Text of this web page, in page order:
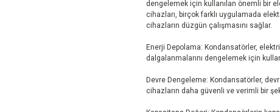
dengelemek için kullanılan önemli bir
cihazları, birçok farklı uygulamada
cihazların düzgün çalışmasını sağlar.
Enerji Depolama: Kondansatörler,
dalgalanmalarını dengelemek için
Devre Dengeleme: Kondansatörler,
cihazların daha güvenli ve verimli bir